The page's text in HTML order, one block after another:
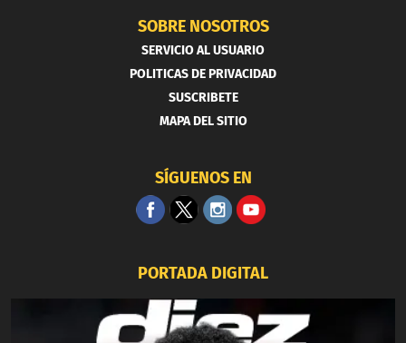
SOBRE NOSOTROS
SERVICIO AL USUARIO
POLITICAS DE PRIVACIDAD
SUSCRIBETE
MAPA DEL SITIO
SÍGUENOS EN
PORTADA DIGITAL